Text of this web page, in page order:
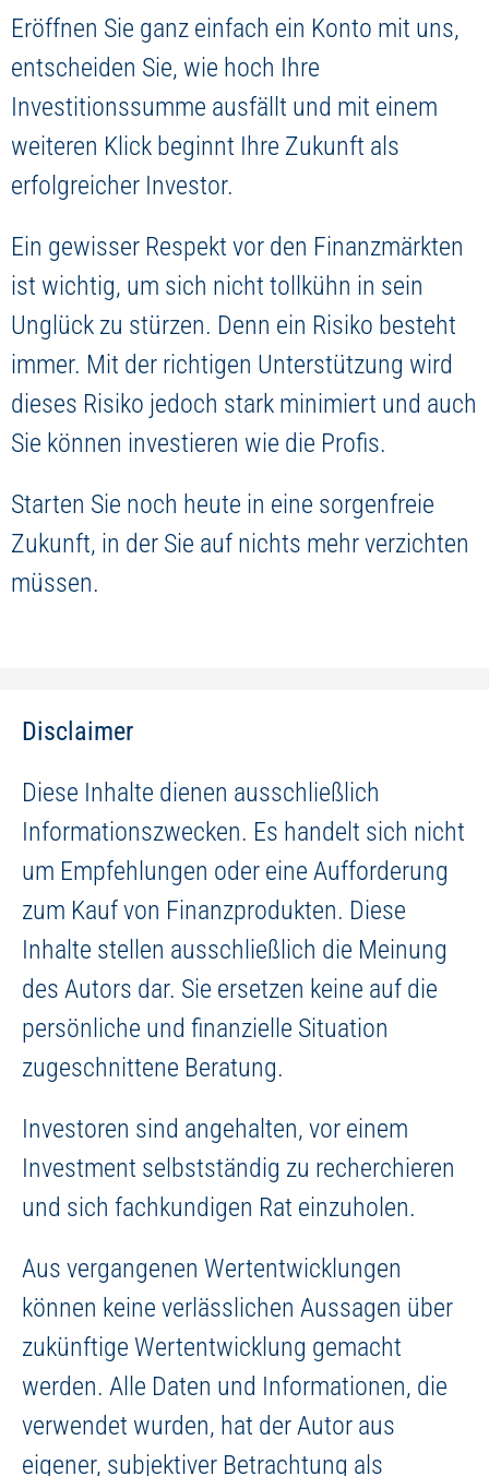
Eröffnen Sie ganz einfach ein Konto mit uns,
entscheiden Sie, wie hoch Ihre
Investitionssumme ausfällt und mit einem
weiteren Klick beginnt Ihre Zukunft als
erfolgreicher Investor.
Ein gewisser Respekt vor den Finanzmärkten
ist wichtig, um sich nicht tollkühn in sein
Unglück zu stürzen. Denn ein Risiko besteht
immer. Mit der richtigen Unterstützung wird
dieses Risiko jedoch stark minimiert und auch
Sie können investieren wie die Profis.
Starten Sie noch heute in eine sorgenfreie
Zukunft, in der Sie auf nichts mehr verzichten
müssen.
Disclaimer
Diese Inhalte dienen ausschließlich
Informationszwecken. Es handelt sich nicht
um Empfehlungen oder eine Aufforderung
zum Kauf von Finanzprodukten. Diese
Inhalte stellen ausschließlich die Meinung
des Autors dar. Sie ersetzen keine auf die
persönliche und finanzielle Situation
zugeschnittene Beratung.
Investoren sind angehalten, vor einem
Investment selbstständig zu recherchieren
und sich fachkundigen Rat einzuholen.
Aus vergangenen Wertentwicklungen
können keine verlässlichen Aussagen über
zukünftige Wertentwicklung gemacht
werden. Alle Daten und Informationen, die
verwendet wurden, hat der Autor aus
eigener, subjektiver Betrachtung als